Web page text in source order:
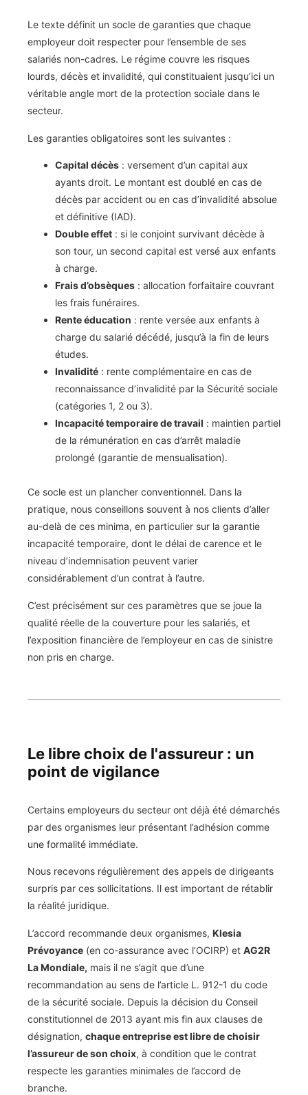
Le texte définit un socle de garanties que chaque
employeur doit respecter pour l’ensemble de ses
salariés non-cadres. Le régime couvre les risques
lourds, décès et invalidité, qui constituaient jusqu’ici un
véritable angle mort de la protection sociale dans le
secteur.
Les garanties obligatoires sont les suivantes :
Capital décès : versement d’un capital aux
ayants droit. Le montant est doublé en cas de
décès par accident ou en cas d’invalidité absolue
et définitive (IAD).
Double effet : si le conjoint survivant décède à
son tour, un second capital est versé aux enfants
à charge.
Frais d’obsèques : allocation forfaitaire couvrant
les frais funéraires.
Rente éducation : rente versée aux enfants à
charge du salarié décédé, jusqu’à la fin de leurs
études.
Invalidité : rente complémentaire en cas de
reconnaissance d’invalidité par la Sécurité sociale
(catégories 1, 2 ou 3).
Incapacité temporaire de travail : maintien partiel
de la rémunération en cas d’arrêt maladie
prolongé (garantie de mensualisation).
Ce socle est un plancher conventionnel. Dans la
pratique, nous conseillons souvent à nos clients d’aller
au-delà de ces minima, en particulier sur la garantie
incapacité temporaire, dont le délai de carence et le
niveau d’indemnisation peuvent varier
considérablement d’un contrat à l’autre.
C’est précisément sur ces paramètres que se joue la
qualité réelle de la couverture pour les salariés, et
l’exposition financière de l’employeur en cas de sinistre
non pris en charge.
Le libre choix de l'assureur : un
point de vigilance
Certains employeurs du secteur ont déjà été démarchés
par des organismes leur présentant l’adhésion comme
une formalité immédiate.
Nous recevons régulièrement des appels de dirigeants
surpris par ces sollicitations. Il est important de rétablir
la réalité juridique.
L’accord recommande deux organismes, Klesia
Prévoyance (en co-assurance avec l’OCIRP) et AG2R
La Mondiale, mais il ne s’agit que d’une
recommandation au sens de l’article L. 912-1 du code
de la sécurité sociale. Depuis la décision du Conseil
constitutionnel de 2013 ayant mis fin aux clauses de
désignation, chaque entreprise est libre de choisir
l’assureur de son choix, à condition que le contrat
respecte les garanties minimales de l’accord de
branche.